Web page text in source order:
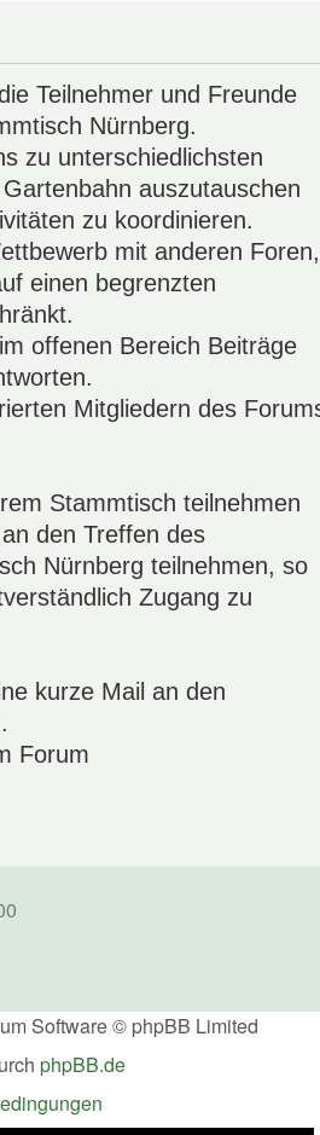
Teilnehmer und Freunde
Nürnberg.
zu unterschiedlichsten
auszutauschen
zu koordinieren.
mit anderen Foren,
einen begrenzten
offenen Bereich Beiträge
Mitgliedern des
Stammtisch teilnehmen
den Treffen des
Nürnberg teilnehmen, so
Zugang zu
kurze Mail an den
Forum
Software © phpBB Limited
phpBB.de